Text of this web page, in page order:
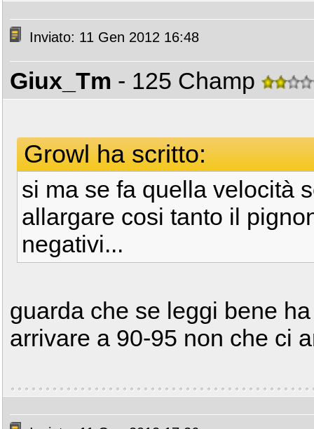
Inviato: 11 Gen 2012 16:48
Giux_Tm - 125 Champ
Growl ha scritto:
si ma se fa quella velocità
allargare cosi tanto il
negativi...
guarda che se leggi bene
arrivare a 90-95 non che ci